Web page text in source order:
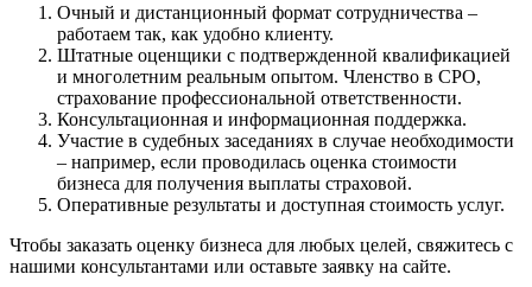
Очный и дистанционный формат сотрудничества –
работаем так, как удобно клиенту.
Штатные оценщики с подтвержденной квалификацией
и многолетним реальным опытом. Членство в СРО,
страхование профессиональной ответственности.
Консультационная и информационная поддержка.
Участие в судебных заседаниях в случае необходимости
– например, если проводилась оценка стоимости
бизнеса для получения выплаты страховой.
Оперативные результаты и доступная стоимость услуг.
Чтобы заказать оценку бизнеса для любых целей, свяжитесь с
нашими консультантами или оставьте заявку на сайте.
Заринск
Звенигород
Зеленоград
Зеленодольск
Златоуст
Иваново
Ивантеевка
Ижевск
Изобильный